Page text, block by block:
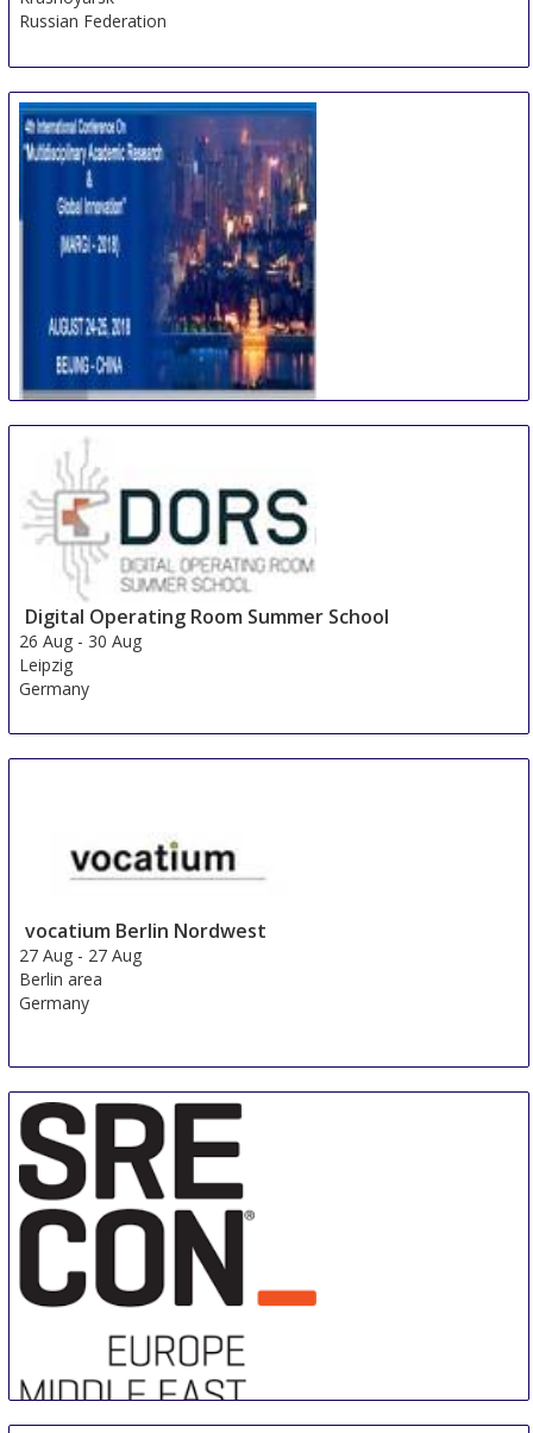
Russian Federation
Academic Research & Global Innovation
24 Aug - 25 Aug
Beijing area
China
Digital Operating Room Summer School
26 Aug - 30 Aug
Leipzig
Germany
vocatium Berlin Nordwest
27 Aug - 27 Aug
Berlin area
Germany